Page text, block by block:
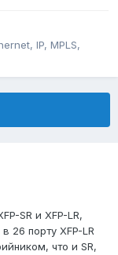
IP, MPLS,
SR и XFP-LR,
26 порту XFP-LR
что и SR,